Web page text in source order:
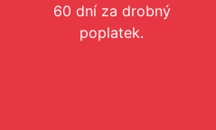
60 dní za drobný
poplatek.